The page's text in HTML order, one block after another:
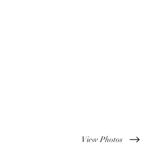
View Photos